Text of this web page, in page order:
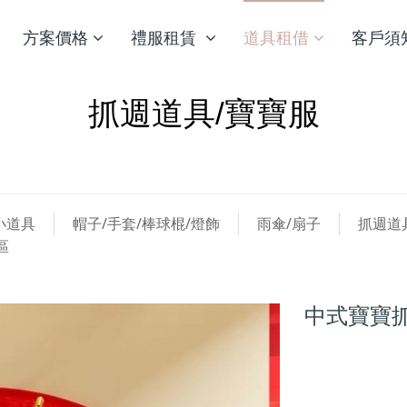
方案價格 禮服租賃 道具租借 客戶須
抓週道具/寶寶服
道具 帽子/手套/棒球棍/燈飾 雨傘/扇子
抓週道
中式寶寶